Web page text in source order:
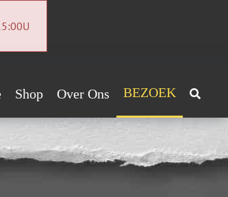
Archief
Shop Over Ons
Handig!
BEZOEK